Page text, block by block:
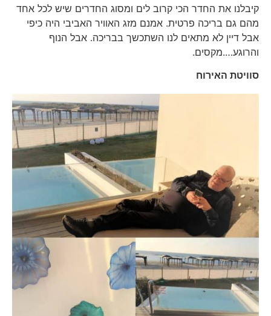
קיבלנו את החדר הכי קרוב לים ומסוג החדרים שיש לכל אחד
מהם גם בריכה פרטית. אמנם מזג האוויר האביבי היה כיפי
אבל דיין לא מתאים לנו השתכשך בבריכה. אבל הנוף
והרוגע….מקסים.
סוויטת האירוח